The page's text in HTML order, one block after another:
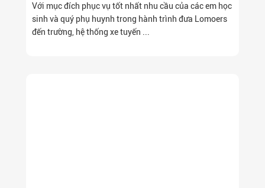
Với mục đích phục vụ tốt nhất nhu cầu của các em học
sinh và quý phụ huynh trong hành trình đưa Lomoers
đến trường, hệ thống xe tuyến ...